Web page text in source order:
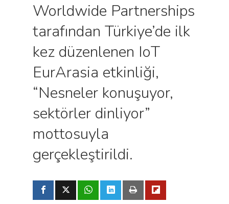
Worldwide Partnerships
tarafından Türkiye’de ilk
kez düzenlenen IoT
EurArasia etkinliği,
“Nesneler konuşuyor,
sektörler dinliyor”
mottosuyla
gerçekleştirildi.